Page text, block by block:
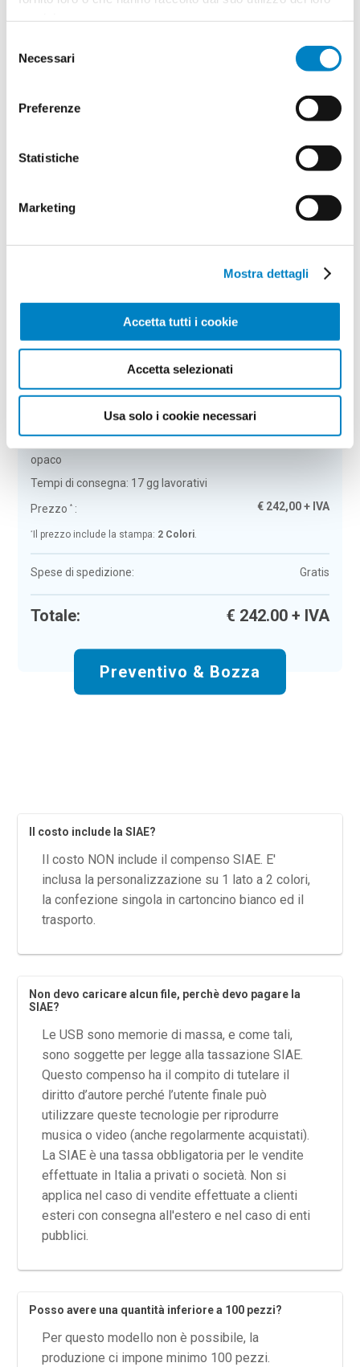
delNecessari
Preferenze
Statistiche
Marketing
Mostra dettagli
Accetta tutti i cookie
Accetta selezionati
Usa solo i cookie necessari
Riepilogo ordine:
Chiavetta USB Infotech
Colore:argento
opaco
Quantità:100 Opzione:1GB-2.0
Tempi di consegna: 17 gg lavorativi
Prezzo* : € 242,00+ IVA
* Il prezzo include la stampa: 2 Colori.
Spese di spedizione: Gratis
Totale: € 242.00+ IVA
Preventivo & Bozza
Il costo include la SIAE?
Il costo NON include il compenso SIAE. E'
inclusa la personalizzazione su 1 lato a 2 colori,
la confezione singola in cartoncino bianco ed il
trasporto.
Non devo caricare alcun file, perchè devo pagare la
SIAE?
Le USB sono memorie di massa, e come tali,
sono soggette per legge alla tassazione SIAE.
Questo compenso ha il compito di tutelare il
diritto d’autore perché l’utente finale può
utilizzare queste tecnologie per riprodurre
musica o video (anche regolarmente acquistati).
La SIAE è una tassa obbligatoria per le vendite
effettuate in Italia a privati o società. Non si
applica nel caso di vendite effettuate a clienti
esteri con consegna all'estero e nel caso di enti
pubblici.
Posso avere una quantità inferiore a 100 pezzi?
Per questo modello non è possibile, la
produzione ci impone minimo 100 pezzi.